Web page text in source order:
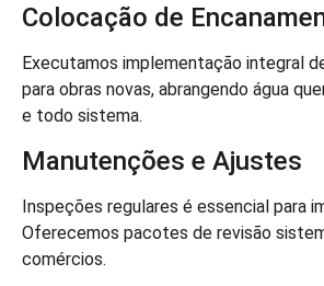
Colocação de
Executamos implementação integral
para obras novas, abrangendo água
e todo sistema.
Manutenções e Ajustes
Inspeções regulares é essencial para
Oferecemos pacotes de revisão
comércios.